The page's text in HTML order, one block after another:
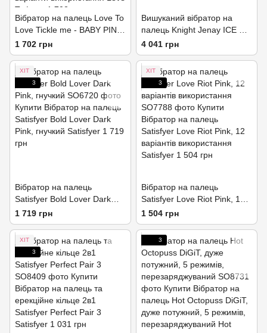
Вібратор на палець Love To
Love Tickle me - BABY PINK
перезаряджається, 3
варіанти використання
1 702 грн
Вишуканий вібратор на
палець Knight Jenay ICE &
FIRE, лубрикант у комплекті
4 041 грн
ХІТ
3
Вібратор на палець
Satisfyer Bold Lover Dark
Pink, гнучкий
1 719 грн
ХІТ
3
Вібратор на палець
Satisfyer Love Riot Pink, 12
варіантів використання
1 504 грн
ХІТ
3
3